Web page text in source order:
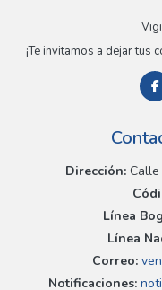
¡Te invitamos a dejar tus
Dirección:Calle
Línea
Línea
Correo:
Notificaciones: